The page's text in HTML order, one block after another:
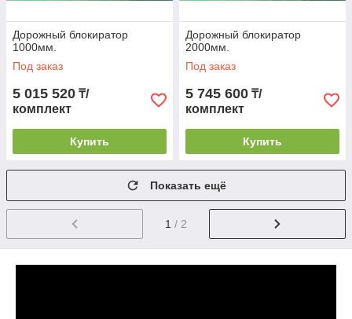
Дорожный блокиратор
1000мм.
Под заказ
5 015 520 ₸/
комплект
Купить
Дорожный блокиратор
2000мм.
Под заказ
5 745 600 ₸/
комплект
Купить
Показать ещё
1 / 2